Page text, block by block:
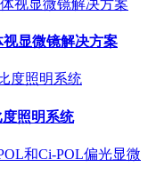
显微镜解决方案
照明系统